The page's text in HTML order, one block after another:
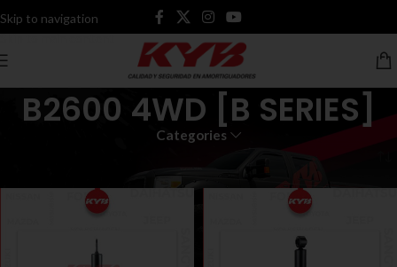
Skip to navigation
Skip to main content
B2600 4WD [B SERIES]
Categories
Productos etiquetados “B2600 4WD [B SERIES]”